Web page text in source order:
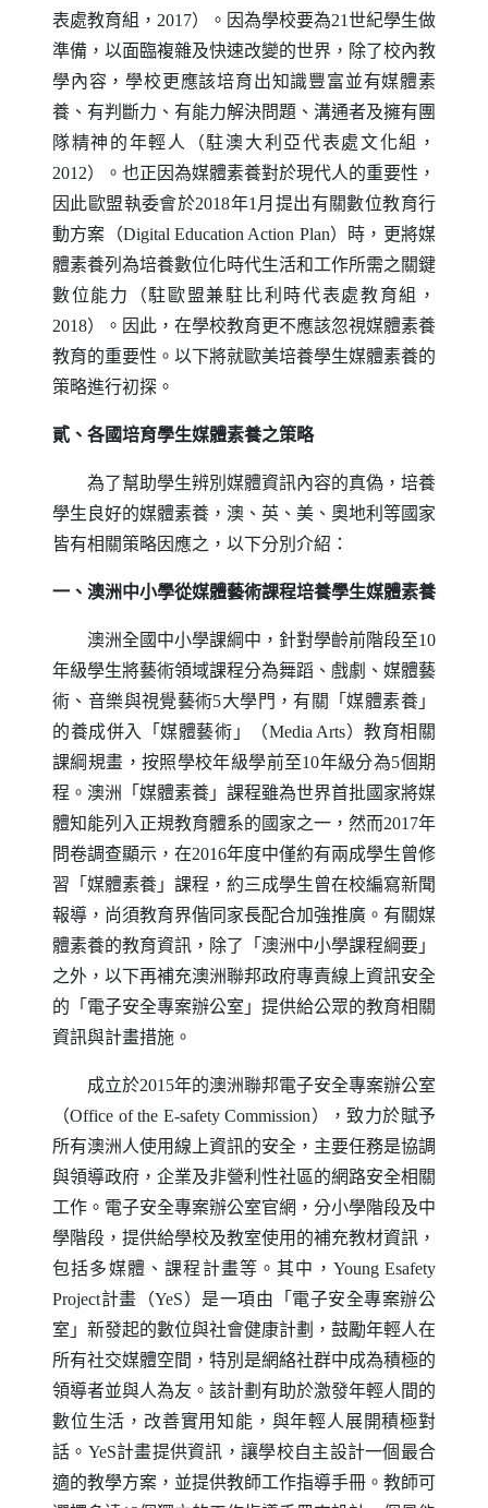
表處教育組，2017）。因為學校要為21世紀學生做
準備，以面臨複雜及快速改變的世界，除了校內教
學內容，學校更應該培育出知識豐富並有媒體素
養、有判斷力、有能力解決問題、溝通者及擁有團
隊精神的年輕人（駐澳大利亞代表處文化組，
2012）。也正因為媒體素養對於現代人的重要性，
因此歐盟執委會於2018年1月提出有關數位教育行
動方案（Digital Education Action Plan）時，更將媒
體素養列為培養數位化時代生活和工作所需之關鍵
數位能力（駐歐盟兼駐比利時代表處教育組，
2018）。因此，在學校教育更不應該忽視媒體素養
教育的重要性。以下將就歐美培養學生媒體素養的
策略進行初探。
貳、各國培育學生媒體素養之策略
為了幫助學生辨別媒體資訊內容的真偽，培養
學生良好的媒體素養，澳、英、美、奧地利等國家
皆有相關策略因應之，以下分別介紹：
一、澳洲中小學從媒體藝術課程培養學生媒體素養
澳洲全國中小學課綱中，針對學齡前階段至10
年級學生將藝術領域課程分為舞蹈、戲劇、媒體藝
術、音樂與視覺藝術5大學門，有關「媒體素養」
的養成併入「媒體藝術」（Media Arts）教育相關
課綱規畫，按照學校年級學前至10年級分為5個期
程。澳洲「媒體素養」課程雖為世界首批國家將媒
體知能列入正規教育體系的國家之一，然而2017年
問卷調查顯示，在2016年度中僅約有兩成學生曾修
習「媒體素養」課程，約三成學生曾在校編寫新聞
報導，尚須教育界偕同家長配合加強推廣。有關媒
體素養的教育資訊，除了「澳洲中小學課程綱要」
之外，以下再補充澳洲聯邦政府專責線上資訊安全
的「電子安全專案辦公室」提供給公眾的教育相關
資訊與計畫措施。
成立於2015年的澳洲聯邦電子安全專案辦公室
（Office of the E-safety Commission），致力於賦予
所有澳洲人使用線上資訊的安全，主要任務是協調
與領導政府，企業及非營利性社區的網路安全相關
工作。電子安全專案辦公室官網，分小學階段及中
學階段，提供給學校及教室使用的補充教材資訊，
包括多媒體、課程計畫等。其中， Young Esafety
Project計畫（YeS）是一項由「電子安全專案辦公
室」新發起的數位與社會健康計劃，鼓勵年輕人在
所有社交媒體空間，特別是網絡社群中成為積極的
領導者並與人為友。該計劃有助於激發年輕人間的
數位生活，改善實用知能，與年輕人展開積極對
話。 YeS計畫提供資訊，讓學校自主設計一個最合
適的教學方案，並提供教師工作指導手冊。教師可